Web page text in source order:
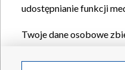
udostępnianie funkcji
Twoje dane osobowe
Partnerów TVPdla